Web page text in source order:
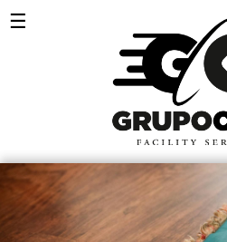
☰
Serveis